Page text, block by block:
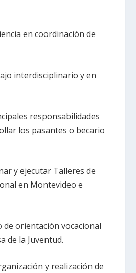
en coordinación de
interdisciplinario y en
responsabilidades
los pasantes o becario
y ejecutar Talleres de
en Montevideo e
de orientación vocacional
de la Juventud.
y realización de